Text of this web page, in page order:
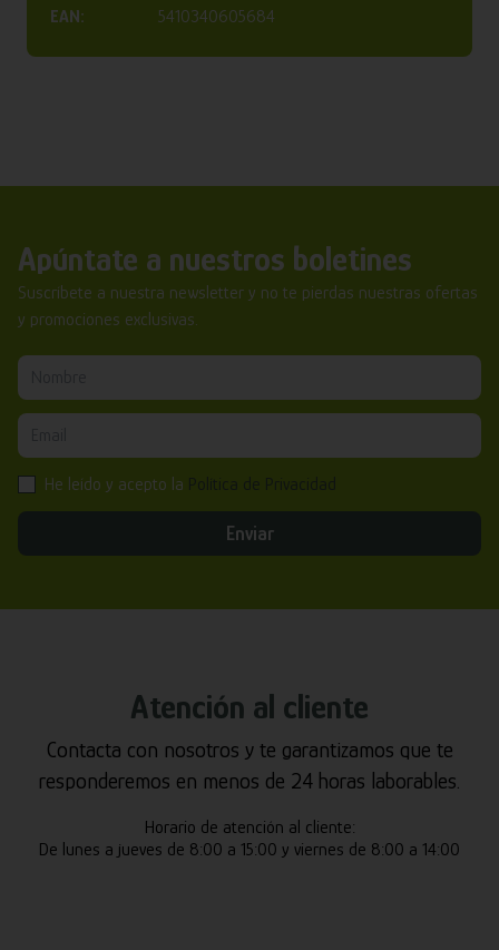
EAN: 5410340605684
Apúntate a nuestros boletines
Suscríbete a nuestra newsletter y no te pierdas nuestras ofertas
y promociones exclusivas.
He leído y acepto la
Enviar
Atención al cliente
Contacta con nosotros y te garantizamos que te
responderemos en menos de 24 horas laborables.
Horario de atención al cliente:
De lunes a jueves de 8:00 a 15:00 y viernes de 8:00 a 14:00